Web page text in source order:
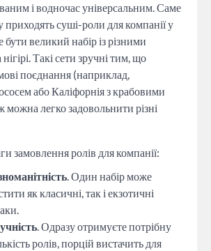
і водночас універсальним. Саме
приходять суші-роли для компанії у
великий набір із різними
Такі сети зручні тим, що
поєднання (наприклад,
або Каліфорнія з крабовими
легко задовольнити різні
замовлення ролів для компанії:
. Один набір може
як класичні, так і екзотичні
. Одразу отримуєте потрібну
ролів, порцій вистачить для